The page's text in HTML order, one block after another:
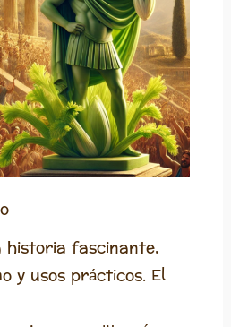
historia fascinante,
y usos prácticos. El